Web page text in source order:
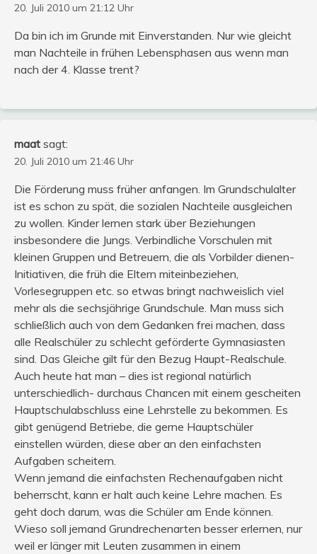
20. Juli 2010 um 21:12 Uhr
Da bin ich im Grunde mit Einverstanden. Nur wie gleicht
man Nachteile in frühen Lebensphasen aus wenn man
nach der 4. Klasse trent?
maat sagt:
20. Juli 2010 um 21:46 Uhr
Die Förderung muss früher anfangen. Im Grundschulalter
ist es schon zu spät, die sozialen Nachteile ausgleichen
zu wollen. Kinder lernen stark über Beziehungen
insbesondere die Jungs. Verbindliche Vorschulen mit
kleinen Gruppen und Betreuern, die als Vorbilder dienen-
Initiativen, die früh die Eltern miteinbeziehen,
Vorlesegruppen etc. so etwas bringt nachweislich viel
mehr als die sechsjährige Grundschule. Man muss sich
schließlich auch von dem Gedanken frei machen, dass
alle Realschüler zu schlecht geförderte Gymnasiasten
sind. Das Gleiche gilt für den Bezug Haupt-Realschule.
Auch heute hat man – dies ist regional natürlich
unterschiedlich- durchaus Chancen mit einem gescheiten
Hauptschulabschluss eine Lehrstelle zu bekommen. Es
gibt genügend Betriebe, die gerne Hauptschüler
einstellen würden, diese aber an den einfachsten
Aufgaben scheitern.
Wenn jemand die einfachsten Rechenaufgaben nicht
beherrscht, kann er halt auch keine Lehre machen. Es
geht doch darum, was die Schüler am Ende können.
Wieso soll jemand Grundrechenarten besser erlernen, nur
weil er länger mit Leuten zusammen in einem